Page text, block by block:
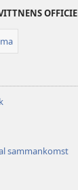
sammankomst